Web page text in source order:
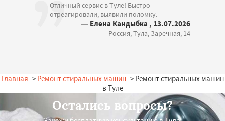
Отличный сервис в Туле! Быстро
отреагировали, выявили поломку.
— Елена Кандыбка , 13.07.2026
Россия, Тула, Заречная, 14
Главная -> Ремонт стиральных машин-> Ремонт стиральных машин
в Туле
Остались вопросы?